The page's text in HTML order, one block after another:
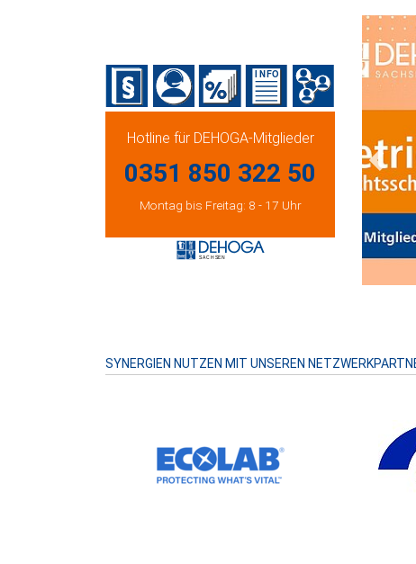
Hotline für DEHOGA-Mitglieder
0351 850 322 50
Montag bis Freitag: 8 - 17 Uhr
SYNERGIEN NUTZEN MIT UNSEREN